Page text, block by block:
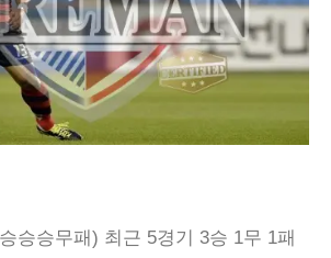
승승무패) 최근 5경기 3승 1무 1패